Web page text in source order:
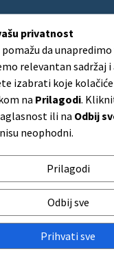
Pregledi
YouTube Pregledi
privatnost
da unapredimo
relevantan sadržaj
izabrati koje
na Prilagodi.
ili na Odbij
neophodni.
Prilagodi
Odbij sve
Prihvati sve